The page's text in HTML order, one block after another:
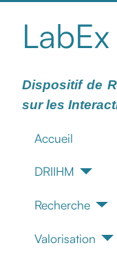
Dispositif de
sur les
Accueil
DRIIHM
Recherche
Valorisation